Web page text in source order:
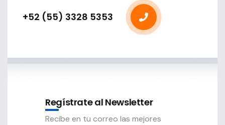
+52 (55) 3328 5353
Regístrate al Newsletter
Recibe en tu correo las mejores